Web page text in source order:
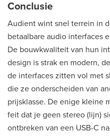
Conclusie
Audient wint snel terrein in
betaalbare audio interfaces
De bouwkwaliteit van hun
design is strak en modern,
de interfaces zitten vol met
die ze onderscheiden van
prijsklasse. De enige kleine
feit dat je geen stereo (lijn)
ontbreken van een USB-C